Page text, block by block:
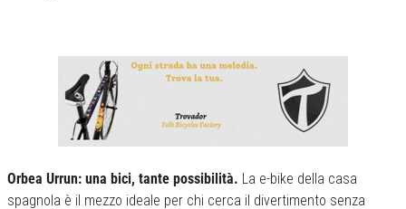
Orbea Urrun: una bici, tante possibilità. La e-bike della casa
spagnola è il mezzo ideale per chi cerca il divertimento senza